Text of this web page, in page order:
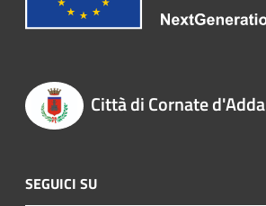
Città di Cornate d'Adda
SEGUICI SU